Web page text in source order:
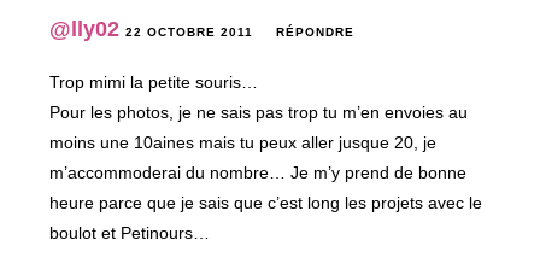
@lly02 22 OCTOBRE 2011 RÉPONDRE
Trop mimi la petite souris…
Pour les photos, je ne sais pas trop tu m’en envoies au
moins une 10aines mais tu peux aller jusque 20, je
m’accommoderai du nombre… Je m’y prend de bonne
heure parce que je sais que c’est long les projets avec le
boulot et Petinours…